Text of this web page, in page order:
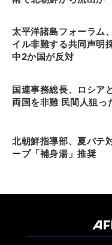
太平洋諸島フォーラム
イル非難する共同声明
中2か国が反対
国連事務総長、ロシア
両国を非難 民間人狙っ
北朝鮮指導部、夏バテ
ープ「補身湯」推奨